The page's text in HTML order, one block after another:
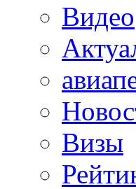
Видео
Визы